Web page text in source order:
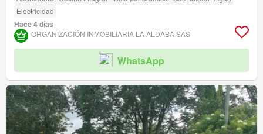
Electricidad
Hace 4 días
ORGANIZACIÓN INMOBILIARIA LA ALDABA SAS
WhatsApp